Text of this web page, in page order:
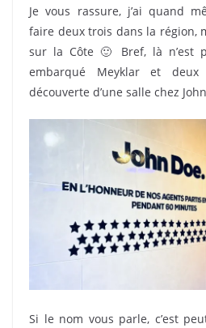
Je vous rassure, j’ai quand
faire deux trois dans la région,
sur la Côte 🙂 Bref, là n’est
embarqué Meyklar et
découverte d’une salle chez
Si le nom vous parle, c’est